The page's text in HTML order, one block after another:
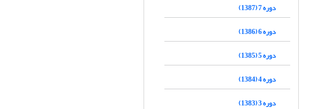
دوره 7 (1387)
دوره 6 (1386)
دوره 5 (1385)
دوره 4 (1384)
دوره 3 (1383)